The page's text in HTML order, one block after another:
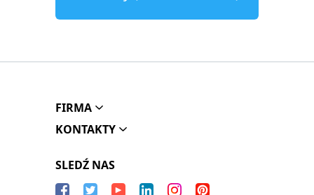
FIRMA
KONTAKTY
SLEDŹ NAS